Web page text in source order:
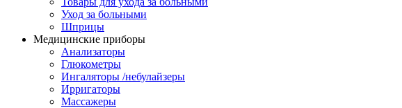
Уход за больными
Шприцы
Медицинские приборы
Анализаторы
Глюкометры
Ингаляторы /небулайзеры
Ирригаторы
Массажеры